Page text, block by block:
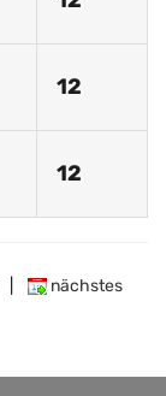
12
12
nächstes